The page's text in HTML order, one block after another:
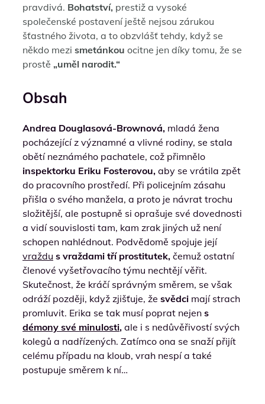
pravdivá. Bohatství, prestiž a vysoké
společenské postavení ještě nejsou zárukou
šťastného života, a to obzvlášť tehdy, když se
někdo mezi smetánkou ocitne jen díky tomu, že se
prostě „uměl narodit.“
Obsah
Andrea Douglasová-Brownová, mladá žena
pocházející z významné a vlivné rodiny, se stala
obětí neznámého pachatele, což přimnělo
inspektorku Eriku Fosterovou, aby se vrátila zpět
do pracovního prostředí. Při policejním zásahu
přišla o svého manžela, a proto je návrat trochu
složitější, ale postupně si oprašuje své dovednosti
a vidí souvislosti tam, kam zrak jiných už není
schopen nahlédnout. Podvědomě spojuje její
vraždu s vraždami tří prostitutek, čemuž ostatní
členové vyšetřovacího týmu nechtějí věřit.
Skutečnost, že kráčí správným směrem, se však
odráží později, když zjišťuje, že svědci mají strach
promluvit. Erika se tak musí poprat nejen s
démony své minulosti, ale i s nedůvěřivostí svých
kolegů a nadřízených. Zatímco ona se snaží přijít
celému případu na kloub, vrah nespí a také
postupuje směrem k ní…